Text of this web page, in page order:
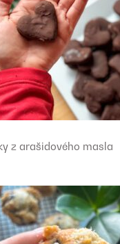
z arašidového masla